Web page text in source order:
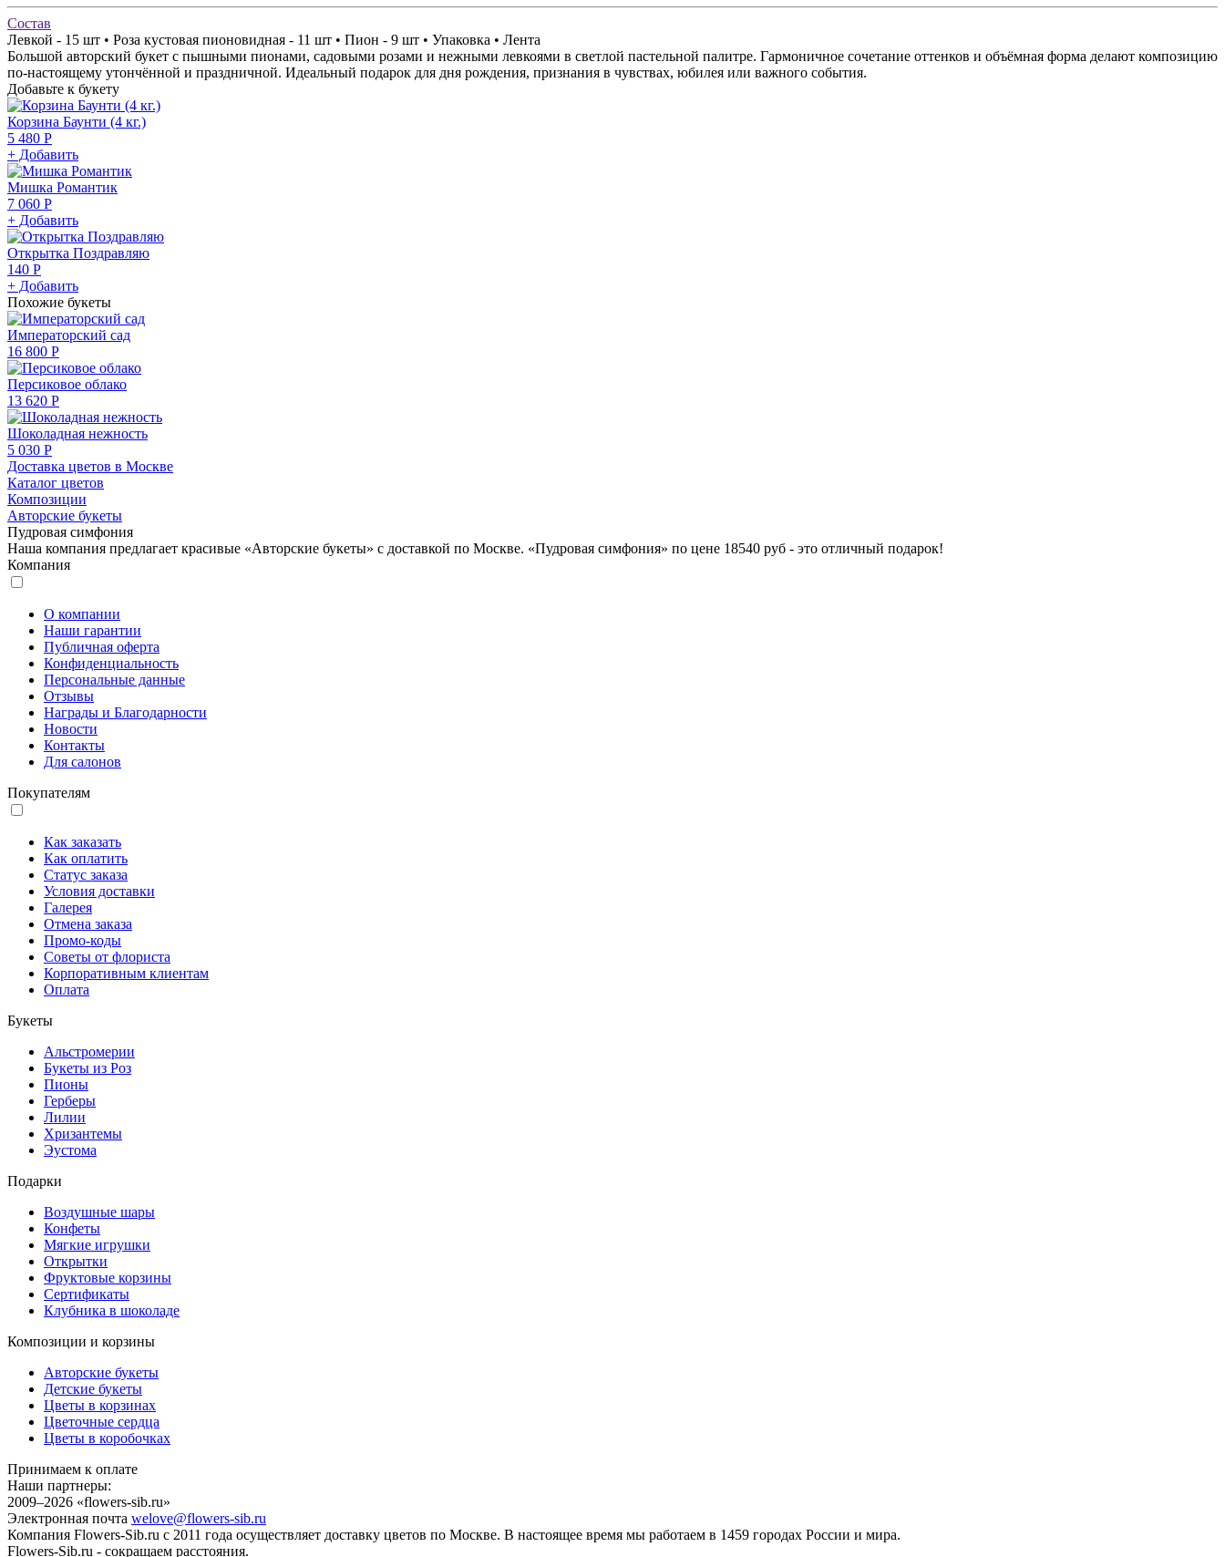
Состав
Левкой - 15 шт • Роза кустовая пионовидная - 11 шт • Пион - 9 шт • Упаковка • Лента
Большой авторский букет с пышными пионами, садовыми розами и нежными левкоями в светлой пастельной палитре. Гармоничное сочетание оттенков и объёмная форма делают композицию
по-настоящему утончённой и праздничной. Идеальный подарок для дня рождения, признания в чувствах, юбилея или важного события.
Добавьте к букету
Корзина Баунти (4 кг.)
5 480 Р
+ Добавить
Мишка Романтик
7 060 Р
+ Добавить
Открытка Поздравляю
140 Р
+ Добавить
Похожие букеты
Императорский сад
16 800 Р
Персиковое облако
13 620 Р
Шоколадная нежность
5 030 Р
Доставка цветов в Москве
Каталог цветов
Композиции
Авторские букеты
Пудровая симфония
Наша компания предлагает красивые «Авторские букеты» с доставкой по Москве. «Пудровая симфония» по цене 18540 руб - это отличный подарок!
Компания
О компании
Наши гарантии
Публичная оферта
Конфиденциальность
Персональные данные
Отзывы
Награды и Благодарности
Новости
Контакты
Для салонов
Покупателям
Как заказать
Как оплатить
Статус заказа
Условия доставки
Галерея
Отмена заказа
Промо-коды
Советы от флориста
Корпоративным клиентам
Оплата
Букеты
Альстромерии
Букеты из Роз
Пионы
Герберы
Лилии
Хризантемы
Эустома
Подарки
Воздушные шары
Конфеты
Мягкие игрушки
Открытки
Фруктовые корзины
Сертификаты
Клубника в шоколаде
Композиции и корзины
Авторские букеты
Детские букеты
Цветы в корзинах
Цветочные сердца
Цветы в коробочках
Принимаем к оплате
Наши партнеры:
2009–2026 «flowers-sib.ru»
Электронная почта welove@flowers-sib.ru
Компания Flowers-Sib.ru с 2011 года осуществляет доставку цветов по Москве. В настоящее время мы работаем в 1459 городах России и мира.
Flowers-Sib.ru - сокращаем расстояния.